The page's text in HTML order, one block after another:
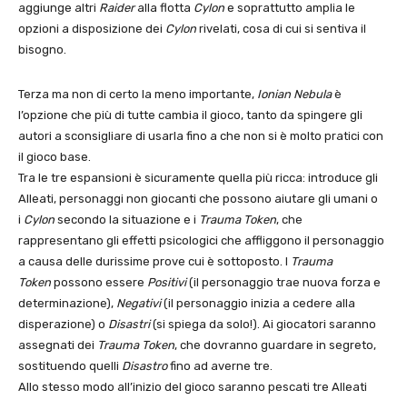
aggiunge altri Raideralla flotta Cylon e soprattutto amplia le
opzioni a disposizione dei Cylon rivelati, cosa di cui si sentiva il
bisogno.
Terza ma non di certo la meno importante, Ionian Nebulaè
l’opzione che più di tutte cambia il gioco, tanto da spingere gli
autori a sconsigliare di usarla fino a che non si è molto pratici con
il gioco base.
Tra le tre espansioni è sicuramente quella più ricca: introduce gli
Alleati, personaggi non giocanti che possono aiutare gli umani o
i Cylon secondo la situazione e i Trauma Token, che
rappresentano gli effetti psicologici che affliggono il personaggio
a causa delle durissime prove cui è sottoposto. I Trauma
Token possono essere Positivi(il personaggio trae nuova forza e
determinazione), Negativi(il personaggio inizia a cedere alla
disperazione) o Disastri(si spiega da solo!). Ai giocatori saranno
assegnati dei Trauma Token, che dovranno guardare in segreto,
sostituendo quelli Disastrofino ad averne tre.
Allo stesso modo all’inizio del gioco saranno pescati tre Alleati